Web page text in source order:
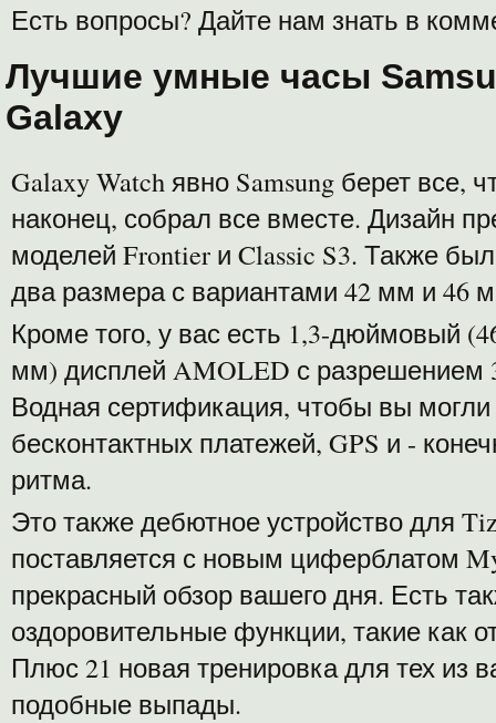
Есть вопросы? Дайте нам знать в
Лучшие умные часы
Galaxy
Galaxy Watch явно Samsung берет все,
наконец, собрал все вместе. Дизайн
моделей Frontier и Classic S3. Также
два размера с вариантами 42 мм и 46
Кроме того, у вас есть 1,3-дюймовый
мм) дисплей AMOLED с разрешением
Водная сертификация, чтобы вы
бесконтактных платежей, GPS и -
ритма.
Это также дебютное устройство для
поставляется с новым циферблатом
прекрасный обзор вашего дня. Есть
оздоровительные функции, такие как
Плюс 21 новая тренировка для тех из
подобные выпады.